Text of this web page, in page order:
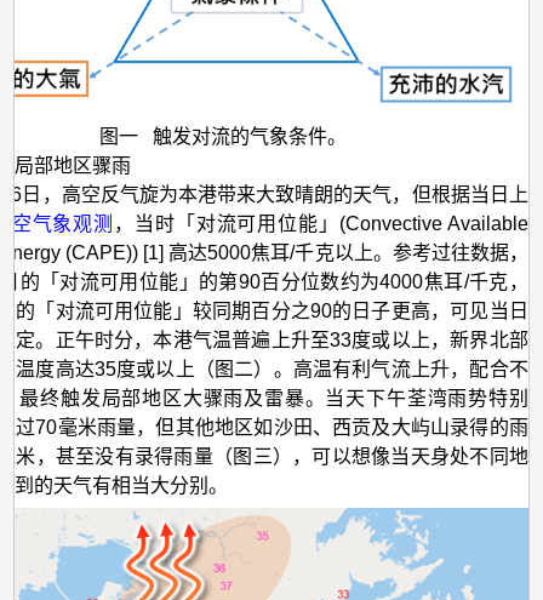
图一 触发对流的气象条件。
局部地区骤雨
6日，高空反气旋为本港带来大致晴朗的天气，但根据当日上
空气象观测 ，当时「对流可用位能」(Convective Available
(CAPE)) [1] 高达5000焦耳/千克以上。参考过往数据，
的「对流可用位能」的第90百分位数约为4000焦耳/千克，
的「对流可用位能」较同期百分之90的日子更高，可见当日
定。正午时分，本港气温普遍上升至33度或以上，新界北部
温度高达35度或以上（图二）。高温有利气流上升，配合不
最终触发局部地区大骤雨及雷暴。当天下午荃湾雨势特别
过70毫米雨量，但其他地区如沙田、西贡及大屿山录得的雨
米，甚至没有录得雨量（图三），可以想像当天身处不同地
到的天气有相当大分别。